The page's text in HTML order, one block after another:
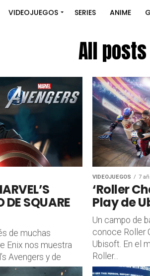
VIDEOJUEGOS SERIES ANIME
All
DE SQUARE
de muchas
Enix nos muestra
Avengers y de
VIDEOJUEGOS 7
‘Roller
Play de
Un campo de
conoce Roller
Ubisoft. En el
Roller...